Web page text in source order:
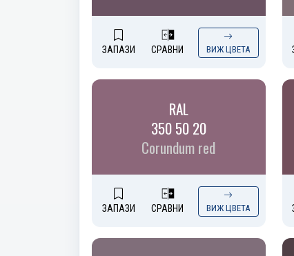
ЗАПАЗИ СРАВНИ ВИЖ ЦВЕТА
RAL
350 50 20
Corundum red
ЗАПАЗИ СРАВНИ ВИЖ ЦВЕТА